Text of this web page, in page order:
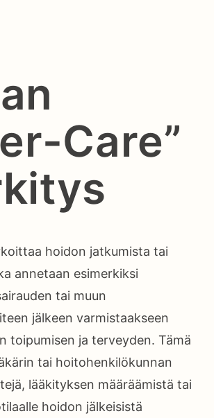
Care”
hoidon jatkumista tai
annetaan esimerkiksi
tai muun
jälkeen varmistaakseen
toipumisen ja terveyden. Tämä
tai hoitohenkilökunnan
lääkityksen määräämistä tai
hoidon jälkeisistä